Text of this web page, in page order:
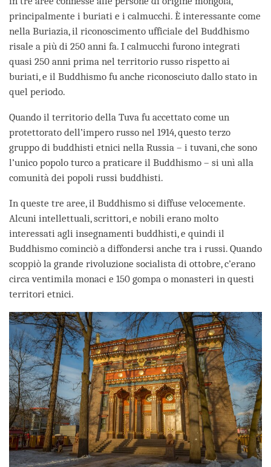
principalmente i buriati e i calmucchi. È interessante come
nella Buriazia, il riconoscimento ufficiale del Buddhismo
risale a più di 250 anni fa. I calmucchi furono integrati
quasi 250 anni prima nel territorio russo rispetto ai
buriati, e il Buddhismo fu anche riconosciuto dallo stato in
quel periodo.
Quando il territorio della Tuva fu accettato come un
protettorato dell’impero russo nel 1914, questo terzo
gruppo di buddhisti etnici nella Russia – i tuvani, che sono
l’unico popolo turco a praticare il Buddhismo – si unì alla
comunità dei popoli russi buddhisti.
In queste tre aree, il Buddhismo si diffuse velocemente.
Alcuni intellettuali, scrittori, e nobili erano molto
interessati agli insegnamenti buddhisti, e quindi il
Buddhismo cominciò a diffondersi anche tra i russi. Quando
scoppiò la grande rivoluzione socialista di ottobre, c’erano
circa ventimila monaci e 150 gompa o monasteri in questi
territori etnici.